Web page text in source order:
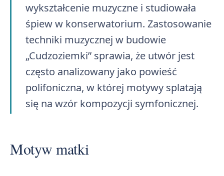
wykształcenie muzyczne i studiowała
śpiew w konserwatorium. Zastosowanie
techniki muzycznej w budowie
„Cudzoziemki” sprawia, że utwór jest
często analizowany jako powieść
polifoniczna, w której motywy splatają
się na wzór kompozycji symfonicznej.
Motyw matki